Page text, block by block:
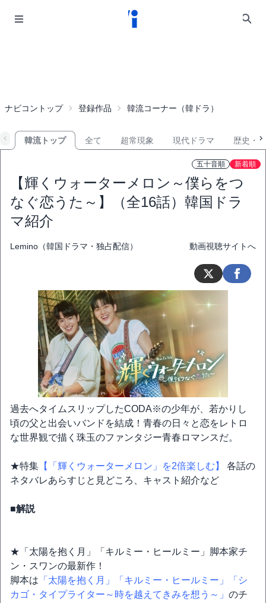
ナビコントップ 登録作品 韓流コーナー（韓ドラ）
韓流トップ 全て 超常現象 現代ドラマ 歴史・
五十音順 新着順
【輝くウォーターメロン～僕らをつ
なぐ恋うた～】（全16話）韓国ドラ
マ紹介
Lemino（韓国ドラマ・独占配信） 動画視聴サイトへ
過去へタイムスリップしたCODA※の少年が、若かりし
頃の父と出会いバンドを結成！青春の日々と恋をレトロ
な世界観で描く珠玉のファンタジー青春ロマンスだ。
★特集 【「輝くウォーターメロン」を2倍楽しむ】
各話の
ネタバレあらすじと見どころ、キャスト紹介など
■解説
★「太陽を抱く月」「キルミー・ヒールミー」脚本家チ
ン・スワンの最新作！
脚本は 「太陽を抱く月」 「キルミー・ヒールミー」
「シ
カゴ・タイプライター～時を越えてきみを想う～」 のチ